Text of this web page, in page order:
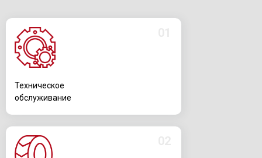
Техническое
обслуживание